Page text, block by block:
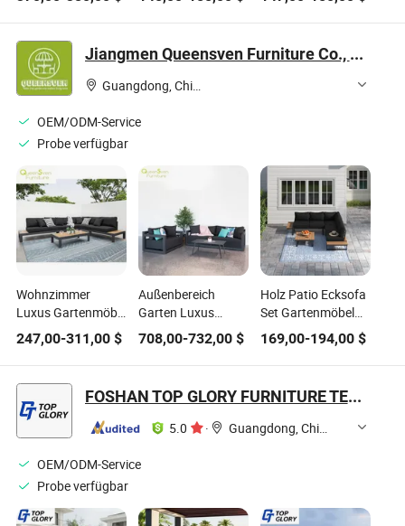
Möbelset
Wicker Sofa- und
Tischset
Gesprächsmöbel-
Set
Jiangmen Queensven Furniture Co., Ltd
Guangdong, China
OEM/ODM-Service
Probe verfügbar
Wohnzimmer
Luxus Gartenmöbel
Hotel Metall
Ecksofa Set
247,00-311,00 $
Außenbereich
Garten Luxus
Terrasse Aluminium
Rostfrei Polsterung
Ecksofa Möbel Set
708,00-732,00$
Holz Patio Ecksofa
Set Gartenmöbel
Outdoor Ecksofa
Set
169,00-194,00$
FOSHAN TOP GLORY FURNITURE TECHNOLOGY CO., LTD.
5.0 · Guangdong, China
OEM/ODM-Service
Probe verfügbar